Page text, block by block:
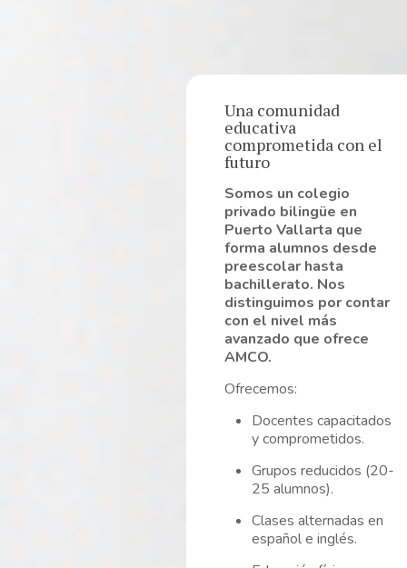
Una comunidad
educativa
comprometida con el
futuro
Somos un colegio
privado bilingüe en
Puerto Vallarta que
forma alumnos desde
preescolar hasta
bachillerato. Nos
distinguimos por contar
con el nivel más
avanzado que ofrece
AMCO.
Ofrecemos:
Docentes capacitados
y comprometidos.
Grupos reducidos (20-
25 alumnos).
Clases alternadas en
español e inglés.